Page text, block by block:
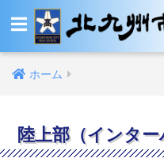
ホーム
陸上部（インター